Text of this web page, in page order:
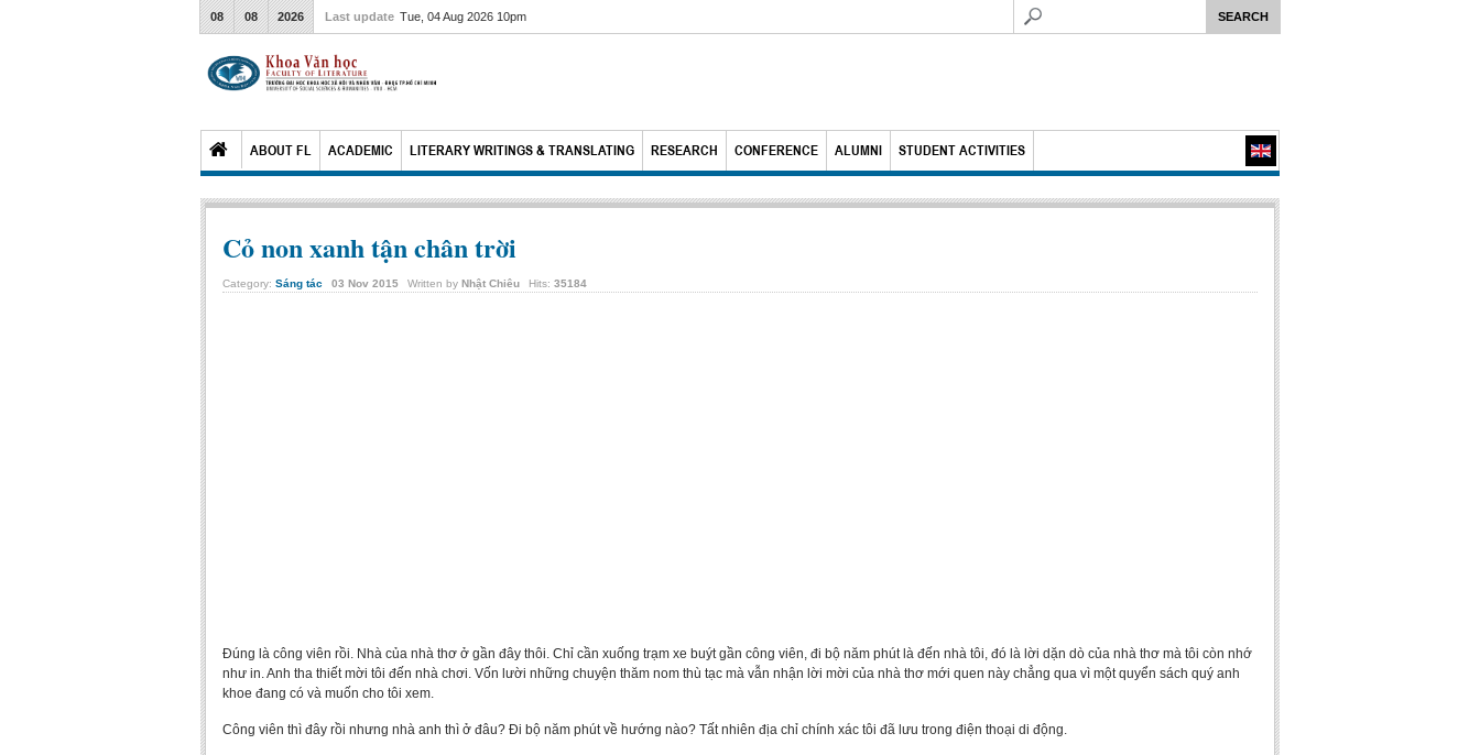
08 08 2026 Last update Tue, 04 Aug 2026 10pm
ABOUT FL ACADEMIC LITERARY WRITINGS & TRANSLATING RESEARCH CONFERENCE ALUMNI STUDENT ACTIVITIES
Cỏ non xanh tận chân trời
Category: Sáng tác 03 Nov 2015 Written by Nhật Chiêu Hits: 35184
Đúng là công viên rồi. Nhà của nhà thơ ở gần đây thôi. Chỉ cần xuống trạm xe buýt gần công viên, đi bộ năm phút là đến nhà tôi, đó là lời dặn dò của nhà thơ mà tôi còn nhớ
như in. Anh tha thiết mời tôi đến nhà chơi. Vốn lười những chuyện thăm nom thù tạc mà vẫn nhận lời mời của nhà thơ mới quen này chẳng qua vì một quyển sách quý anh
khoe đang có và muốn cho tôi xem.
Công viên thì đây rồi nhưng nhà anh thì ở đâu? Đi bộ năm phút về hướng nào? Tất nhiên địa chỉ chính xác tôi đã lưu trong điện thoại di động.